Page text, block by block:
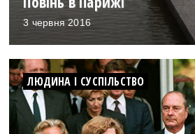
3 червня 2016
ЛЮДИНА І СУСПІЛЬСТВО